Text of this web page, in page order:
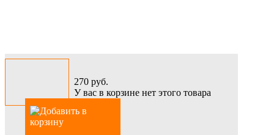
270 руб.
У вас в корзине нет этого товара